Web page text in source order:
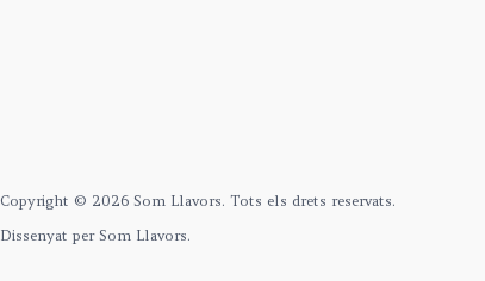
Copyright © 2026 Som Llavors. Tots els drets reservats.
Dissenyat per Som Llavors.